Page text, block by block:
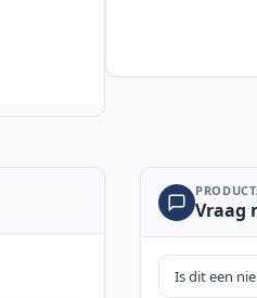
Vraag
Is dit een